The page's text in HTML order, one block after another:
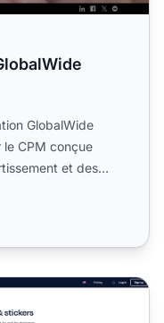
GlobalWide
CPM conçue
et des